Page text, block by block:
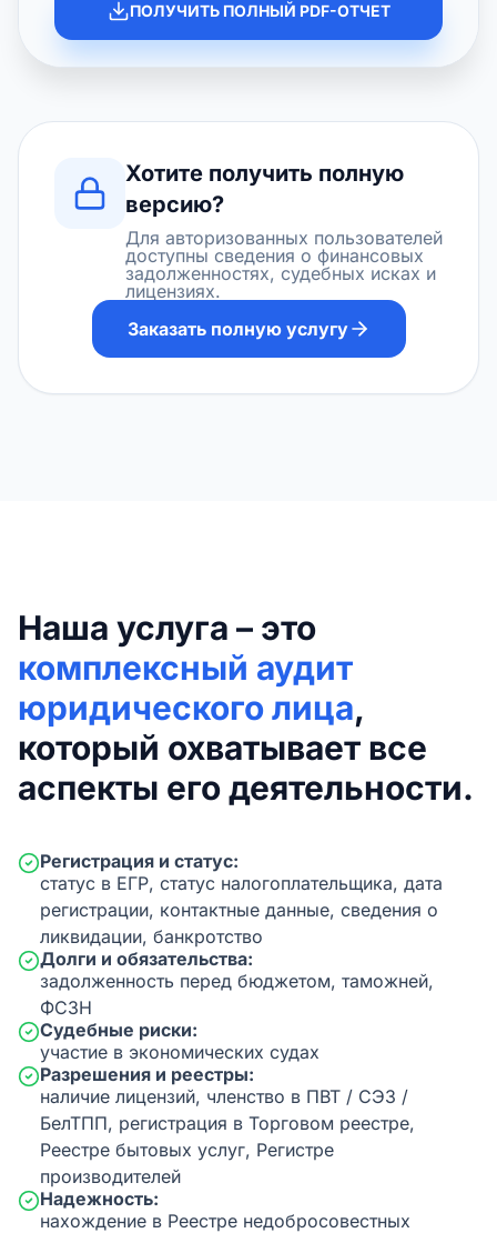
ПОЛУЧИТЬ ПОЛНЫЙ PDF-ОТЧЕТ
Хотите получить полную
версию?
Для авторизованных пользователей
доступны сведения о финансовых
задолженностях, судебных исках и
лицензиях.
Заказать полную услугу
Наша услуга – это
комплексный аудит
юридического лица,
который охватывает все
аспекты его деятельности.
Регистрация и статус:
статус в ЕГР, статус налогоплательщика, дата
регистрации, контактные данные, сведения о
ликвидации, банкротство
Долги и обязательства:
задолженность перед бюджетом, таможней,
ФСЗН
Судебные риски:
участие в экономических судах
Разрешения и реестры:
наличие лицензий, членство в ПВТ / СЭЗ /
БелТПП, регистрация в Торговом реестре,
Реестре бытовых услуг, Регистре
производителей
Надежность:
нахождение в Реестре недобросовестных